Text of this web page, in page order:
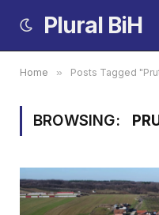
Plural BiH
Home » Posts Tagged
BROWSING: